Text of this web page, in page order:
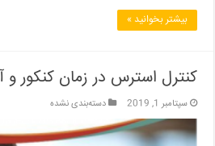
بیشتر بخوانید »
کنترل استرس در زمان کنکور
سپتامبر 1, 2019 دسته‌بندی نشده